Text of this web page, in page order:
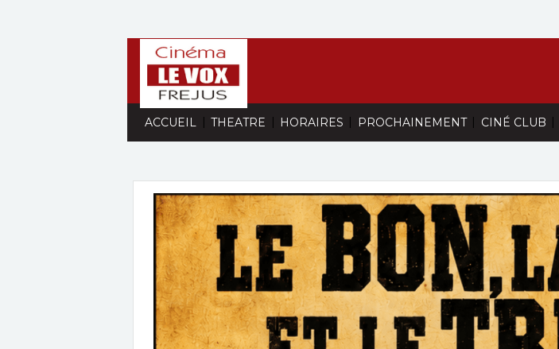
ACCUEIL | THEATRE | HORAIRES | PROCHAINEMENT | CINÉ CLUB |